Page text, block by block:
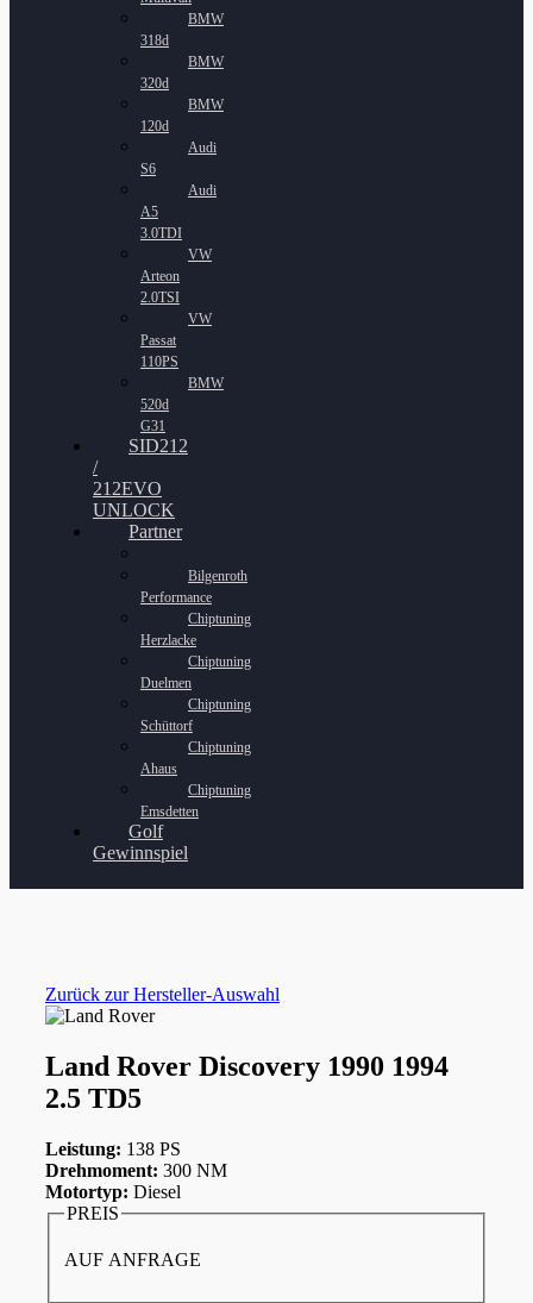
BMW
318d
BMW
320d
BMW
120d
Audi
S6
Audi
A5
3.0TDI
VW
Arteon
2.0TSI
VW
Passat
110PS
BMW
520d
G31
SID212
/
212EVO
UNLOCK
Partner
Bilgenroth
Performance
Chiptuning
Herzlacke
Chiptuning
Duelmen
Chiptuning
Schüttorf
Chiptuning
Ahaus
Chiptuning
Emsdetten
Golf
Gewinnspiel
Zurück zur Hersteller-Auswahl
Land Rover Discovery 1990 1994
2.5 TD5
Leistung: 138 PS
Drehmoment: 300 NM
Motortyp: Diesel
PREIS
AUF ANFRAGE